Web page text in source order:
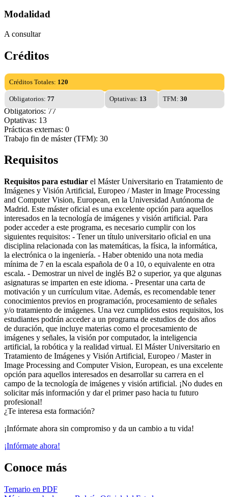
Modalidad
A consultar
Créditos
Créditos Totales: 120
Obligatorios: 77 Optativas: 13 TFM:30
Obligatorios: 77
Optativas: 13
Prácticas externas: 0
Trabajo fin de máster (TFM): 30
Requisitos
Requisitos para estudiar el Máster Universitario en Tratamiento de
Imágenes y Visión Artificial, Europeo / Master in Image Processing
and Computer Vision, European, en la Universidad Autónoma de
Madrid. Este máster oficial es una excelente opción para aquellos
interesados en la tecnología de imágenes y visión artificial. Para
poder acceder a este programa, es necesario cumplir con los
siguientes requisitos: - Tener un título universitario oficial en una
disciplina relacionada con las matemáticas, la física, la informática,
la electrónica o la ingeniería. - Haber obtenido una nota media
mínima de 7 en la escala española de 0 a 10, o equivalente en otra
escala. - Demostrar un nivel de inglés B2 o superior, ya que algunas
asignaturas se imparten en este idioma. - Presentar una carta de
motivación y un currículum vitae. Además, es recomendable tener
conocimientos previos en programación, procesamiento de señales
y/o tratamiento de imágenes. Una vez cumplidos estos requisitos, los
estudiantes podrán acceder a un programa de estudios de dos años
de duración, que incluye materias como el procesamiento de
imágenes y señales, la visión por computador, la inteligencia
artificial, la robótica y la realidad virtual. El Máster Universitario en
Tratamiento de Imágenes y Visión Artificial, Europeo / Master in
Image Processing and Computer Vision, European, es una excelente
opción para aquellos interesados en desarrollar su carrera en el
campo de la tecnología de imágenes y visión artificial. ¡No dudes en
solicitar más información y dar el primer paso hacia tu futuro
profesional!
¿Te interesa esta formación?
¡Infórmate ahora sin compromiso y da un cambio a tu vida!
¡Infórmate ahora!
Conoce más
Temario en PDF